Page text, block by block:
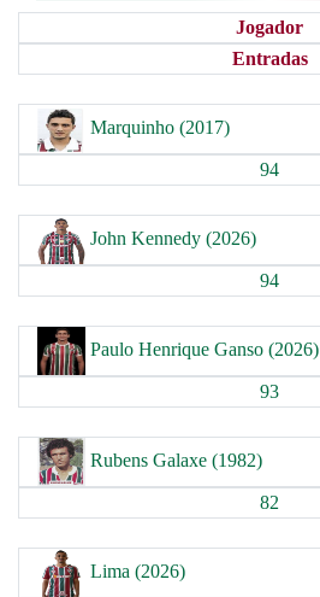
Jogador
Entradas
Marquinho (2017)
94
John Kennedy (2026)
94
Paulo Henrique Ganso (2026)
93
Rubens Galaxe (1982)
82
Lima (2026)